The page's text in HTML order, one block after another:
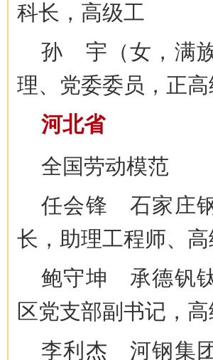
科长，高级工
孙 宇（女，满
理、党委委员，正
河北省
全国劳动模范
任会锋 石家庄
长，助理工程师、
鲍守坤 承德钒
区党支部副书记，
李利杰 河钢集